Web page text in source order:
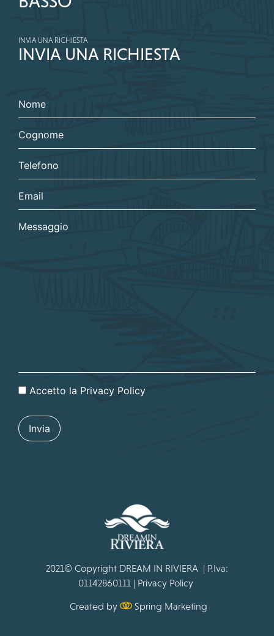
INVIA UNA RICHIESTA
INVIA UNA RICHIESTA
Accetto la Privacy Policy
2021© Copyright DREAM IN RIVIERA | P.Iva:
01142860111 | Privacy Policy
Created by Spring Marketing